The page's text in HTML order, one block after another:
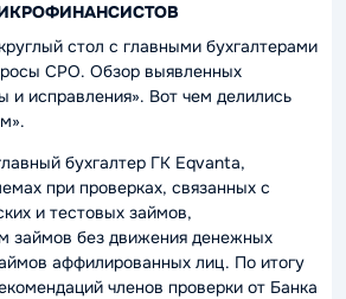
стол с главными бухгалтерами
СРО. Обзор выявленных
и исправления». Вот чем делились
бухгалтер ГК Eqvanta,
при проверках, связанных с
и тестовых займов,
займов без движения денежных
аффилированных лиц. По итогу
членов проверки от Банка